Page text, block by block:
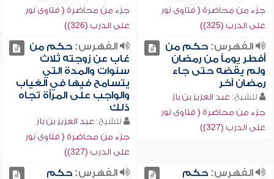
جزء من محاضرة ( فتاوى نور
على الدرب (325))
جزء من محاضرة ( فتاوى نور
على الدرب (326))
الفهرس:حكم من
أفطر يوماً من رمضان
ولم يقضه حتى جاء
رمضان آخر
للشيخ: عبد العزيز بن باز
جزء من محاضرة ( فتاوى نور
على الدرب (327))
الفهرس:حكم من
غاب عن زوجته ثلاث
سنوات والمدة التي
يتسامح فيها في الغياب
والواجب على المرأة تجاه
ذلك
للشيخ: عبد العزيز بن باز
جزء من محاضرة ( فتاوى نور
على الدرب (327))
الفهرس:حكم
الفهرس:حكم